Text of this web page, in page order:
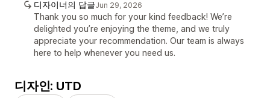
디자이너의 답글Jun 29, 2026
Thank you so much for your kind feedback! We’re
delighted you’re enjoying the theme, and we truly
appreciate your recommendation. Our team is always
here to help whenever you need us.
디자인: UTD